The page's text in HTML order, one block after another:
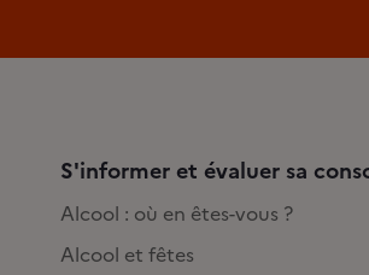
S'informer et évaluer sa
Alcool : où en êtes-vous ?
Alcool et fêtes